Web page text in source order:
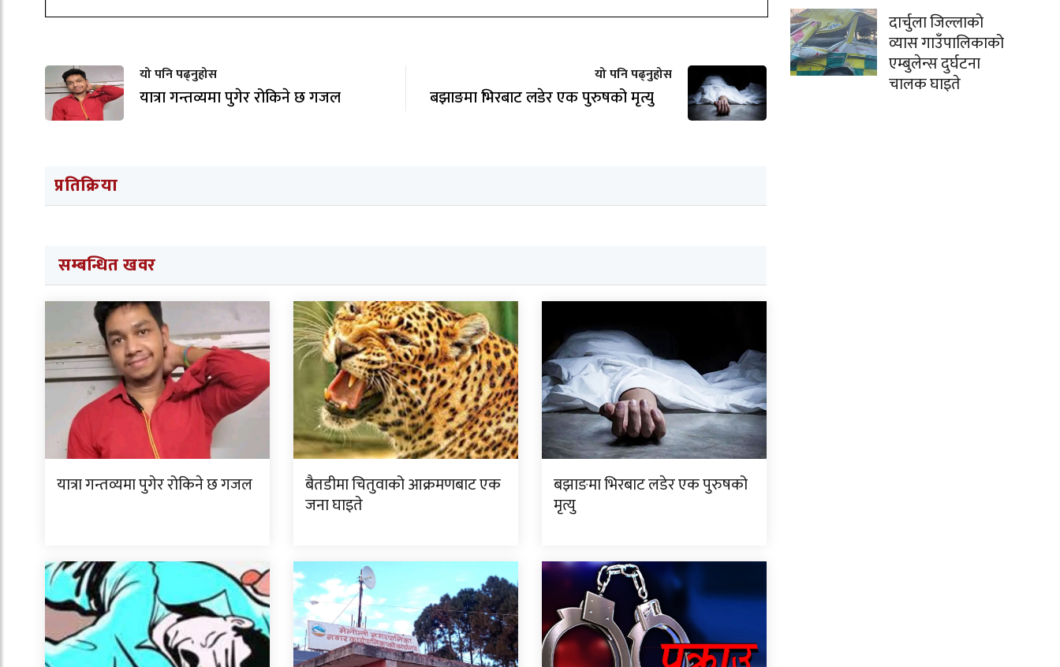
यो पनि पढ्नुहोस
यात्रा गन्तव्यमा पुगेर रोकिने छ गजल
यो पनि पढ्नुहोस
बझाङमा भिरबाट लडेर एक पुरुषको मृत्यु
प्रतिक्रिया
सम्बन्धित खवर
यात्रा गन्तव्यमा पुगेर रोकिने छ गजल बैतडीमा चितुवाको आक्रमणबाट एक
जना घाइते
बझाङमा भिरबाट लडेर एक पुरुषको
मृत्यु
दार्चुला जिल्लाको
व्यास गाउँपालिकाको
एम्बुलेन्स दुर्घटना
चालक घाइते